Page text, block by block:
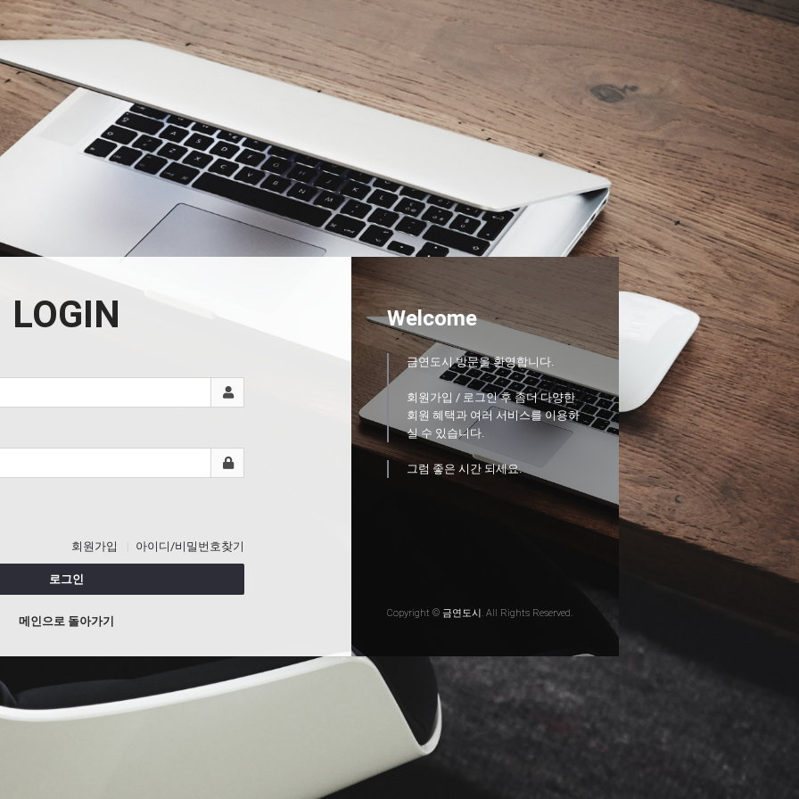
LOGIN
회원가입 아이디/비밀번호찾기
로그인
메인으로 돌아가기
Welcome
금연도시 방문을 환영합니다.
회원가입 / 로그인 후 좀더 다양한
회원 혜택과 여러 서비스를 이용하
실 수 있습니다.
그럼 좋은 시간 되세요.
Copyright © 금연도시. All Rights Reserved.